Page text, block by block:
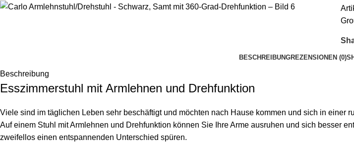
BESCHREIBUNGREZENSIONEN (0)
Beschreibung
Esszimmerstuhl mit Armlehnen und Drehfunktion
Viele sind im täglichen Leben sehr beschäftigt und möchten nach Hause kommen und sich in
Auf einem Stuhl mit Armlehnen und Drehfunktion können Sie Ihre Arme ausruhen und sich besser
zweifellos einen entspannenden Unterschied spüren.